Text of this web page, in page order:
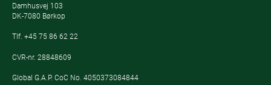
Damhusvej 103
DK-7080 Børkop
Tlf. +45 75 86 62 22
CVR-nr. 28848609
Global G.A.P. CoC No. 4050373084844